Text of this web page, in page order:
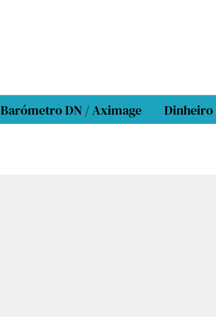
Barómetro DN / Aximage Dinheiro